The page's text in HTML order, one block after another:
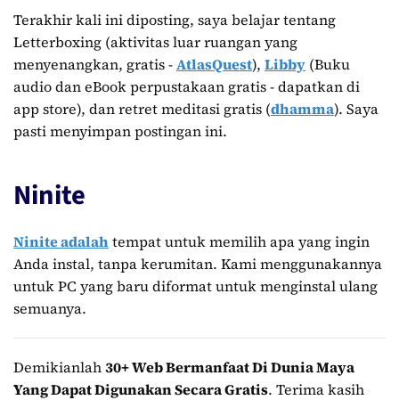
Terakhir kali ini diposting, saya belajar tentang
Letterboxing (aktivitas luar ruangan yang
menyenangkan, gratis -AtlasQuest), Libby (Buku
audio dan eBook perpustakaan gratis - dapatkan di
app store), dan retret meditasi gratis (dhamma). Saya
pasti menyimpan postingan ini.
Ninite
Ninite adalahtempat untuk memilih apa yang ingin
Anda instal, tanpa kerumitan. Kami menggunakannya
untuk PC yang baru diformat untuk menginstal ulang
semuanya.
Demikianlah30+ Web Bermanfaat Di Dunia Maya
Yang Dapat Digunakan Secara Gratis. Terima kasih